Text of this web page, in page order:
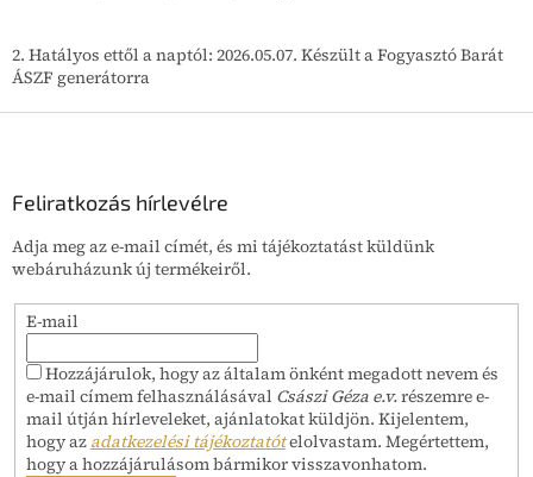
2. Hatályos ettől a naptól: 2026.05.07. Készült a Fogyasztó Barát
ÁSZF generátorra
Feliratkozás hírlevélre
Adja meg az e-mail címét, és mi tájékoztatást küldünk
webáruházunk új termékeiről.
E-mail
Hozzájárulok, hogy az általam önként megadott nevem és
e-mail címem felhasználásával Császi Géza e.v.részemre e-
mail útján hírleveleket, ajánlatokat küldjön. Kijelentem,
hogy az adatkezelési tájékoztatótelolvastam. Megértettem,
hogy a hozzájárulásom bármikor visszavonhatom.